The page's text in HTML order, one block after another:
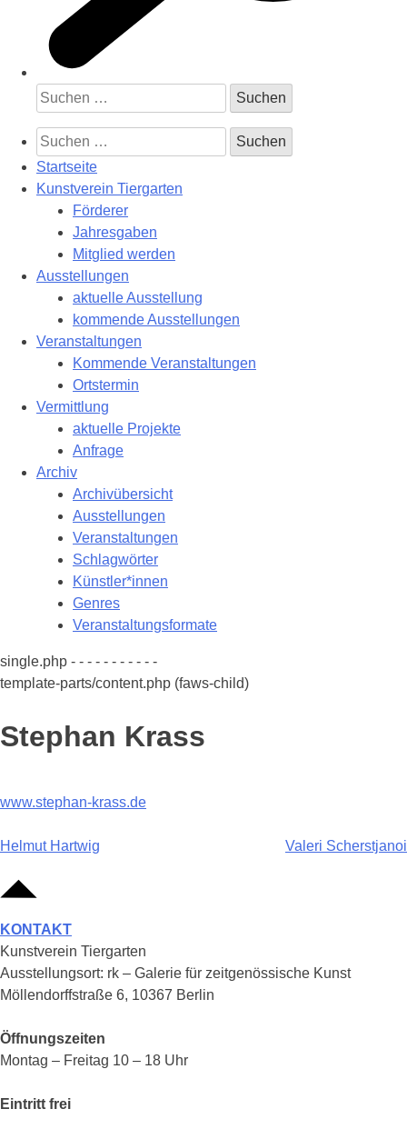
Suchen
nach:
Suchen
nach:
Startseite
Kunstverein Tiergarten
Förderer
Jahresgaben
Mitglied werden
Ausstellungen
aktuelle Ausstellung
kommende Ausstellungen
Veranstaltungen
Kommende Veranstaltungen
Ortstermin
Vermittlung
aktuelle Projekte
Anfrage
Archiv
Archivübersicht
Ausstellungen
Veranstaltungen
Schlagwörter
Künstler*innen
Genres
Veranstaltungsformate
single.php - - - - - - - - - - -
template-parts/content.php (faws-child)
Stephan Krass
www.stephan-krass.de
Beitragsnavigation
Helmut Hartwig Valeri Scherstjanoi
KONTAKT
Kunstverein Tiergarten
Ausstellungsort: rk – Galerie für zeitgenössische Kunst
Möllendorffstraße 6, 10367 Berlin
Öffnungszeiten
Montag – Freitag 10 – 18 Uhr
Eintritt frei